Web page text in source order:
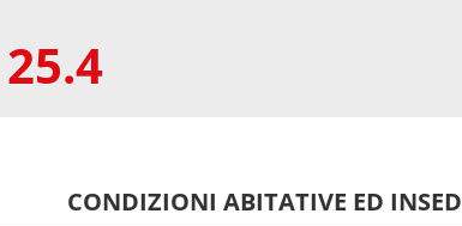
25.4
CONDIZIONI ABITATIVE ED